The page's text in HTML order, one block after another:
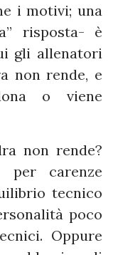
i motivi; una
risposta- è
gli allenatori
non rende, e
o viene
non rende?
per carenze
tecnico
poco
Oppure